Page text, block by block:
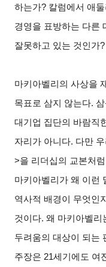
하는가? 칼럼에서 애둘
경영을 표방하는 다른
잘못하고 있는 것인가?
마키아벨리의 사상을
목표로 삼지 않는다.삼
대기업 집단의 바람직
자리가 아니다. 다만
>을 리더십의 교본처
마키아벨리가 왜 이런
역사적 배경이 무엇인
것이다.왜 마키아벨리
두려움의 대상이 되는
주장은 21세기에도 여